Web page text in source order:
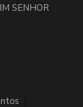
SENHOR